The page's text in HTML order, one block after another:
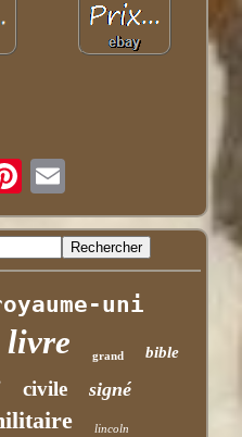
uni
livre grand bible
civile signé
lincoln